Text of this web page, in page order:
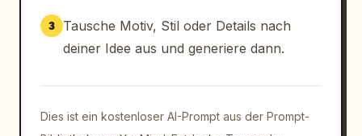
3
Tausche Motiv, Stil oder Details nach
deiner Idee aus und generiere dann.
Dies ist ein kostenloser AI-Prompt aus der Prompt-